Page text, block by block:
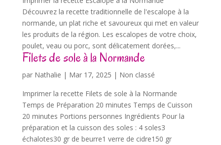
Découvrez la recette traditionnelle de l'escalope à la
normande, un plat riche et savoureux qui met en valeur
les produits de la région. Les escalopes de votre choix,
poulet, veau ou porc, sont délicatement dorées,...
Filets de sole à la Normande
par Nathalie | Mar 17, 2025 | Non classé
Imprimer la recette Filets de sole à la Normande
Temps de Préparation 20 minutes Temps de Cuisson
20 minutes Portions personnes Ingrédients Pour la
préparation et la cuisson des soles : 4 soles3
échalotes30 gr de beurre1 verre de cidre150 gr